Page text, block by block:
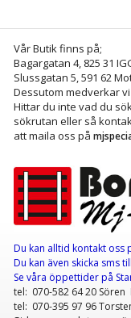
Vår Butik finns på;
Bagargatan 4, 825 31
Slussgatan 5, 591 62
Dessutom medverkar
Hittar du inte vad du
sökrutan eller så
att maila oss på
Du kan alltid kontakt oss
Du kan även skicka sms
Se våra öppettiderpå
tel: 070-582 64 20 Sören
tel: 070-395 97 96